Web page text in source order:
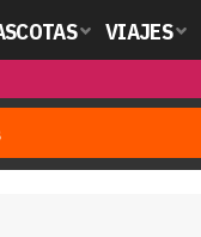
VIAJES